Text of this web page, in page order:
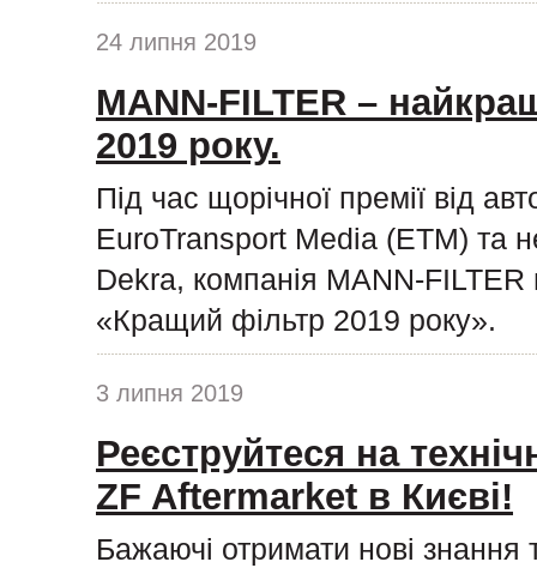
24 липня 2019
MANN-FILTER –
2019 року.
Під час щорічної премії від
EuroTransport Media (ETM) та
Dekra, компанія MANN-FILTER
«Кращий фільтр 2019 року».
3 липня 2019
Реєструйтеся на
ZF Aftermarket в Києві!
Бажаючі отримати нові знання